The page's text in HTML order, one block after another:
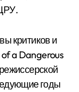
критиков и
a Dangerous
годы